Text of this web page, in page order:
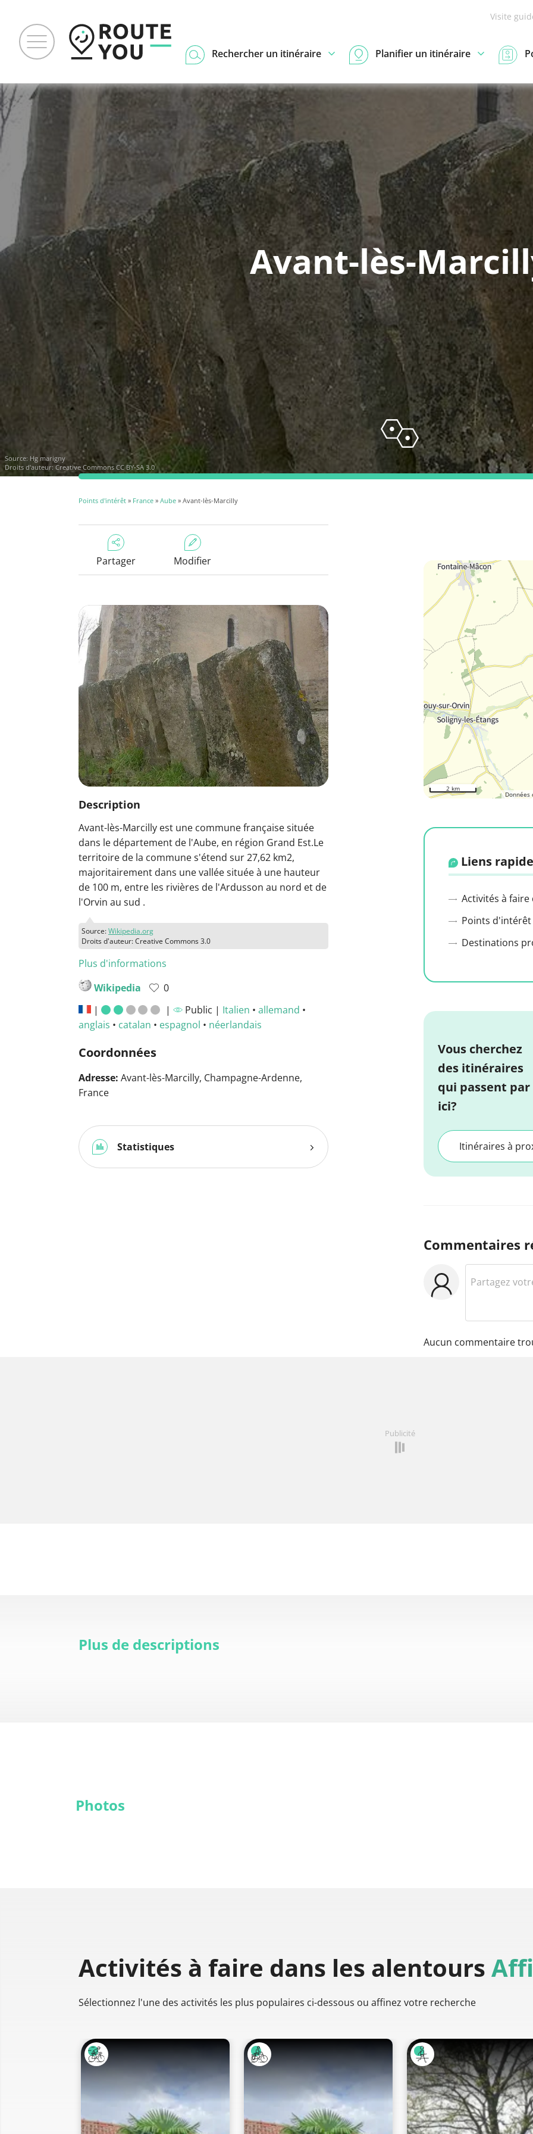
Visite
Rechercher un itinéraire Planifier un itinéraire
Avant-lès-
Source: Hg marigny
Droits d'auteur: Creative Commons CC BY-SA 3.0
Points d'intérêt » France » Aube » Avant-lès-Marcilly
Partager Modifier
Description
Avant-lès-Marcilly est une commune française située
dans le département de l'Aube, en région Grand Est.Le
territoire de la commune s'étend sur 27,62 km2,
majoritairement dans une vallée située à une hauteur
de 100 m, entre les rivières de l'Ardusson au nord et de
l'Orvin au sud .
Source:Wikipedia.org
Droits d'auteur: Creative Commons 3.0
Plus d'informations
Wikipedia
0
|
| Public | Italien • allemand •
anglais • catalan • espagnol • néerlandais
Coordonnées
Adresse: Avant-lès-Marcilly, Champagne-Ardenne,
France
Statistiques
Données
2 km
Liens
Activités à
Points
Destinations
Vous cherchez
des itinéraires
qui passent par
ici?
Itinéraires à
Commentaires
Aucun commentaire
Publicité
Plus de descriptions
Photos
Activités à faire dans les alentours
Sélectionnez l'une des activités les plus populaires ci-dessous ou affinez votre recherche